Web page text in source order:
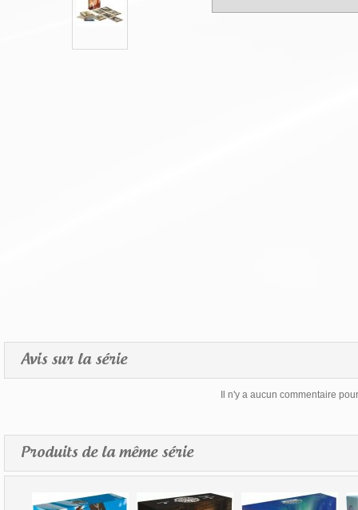
Avis sur la série
Il n'y a aucun commentaire
Produits de la même série